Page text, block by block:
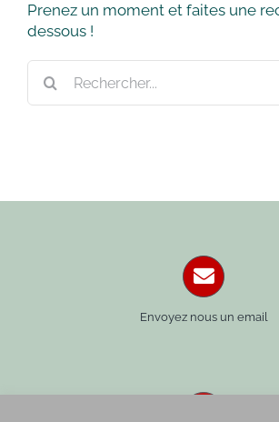
Prenez un moment et faites une
dessous !
Envoyez nous un email